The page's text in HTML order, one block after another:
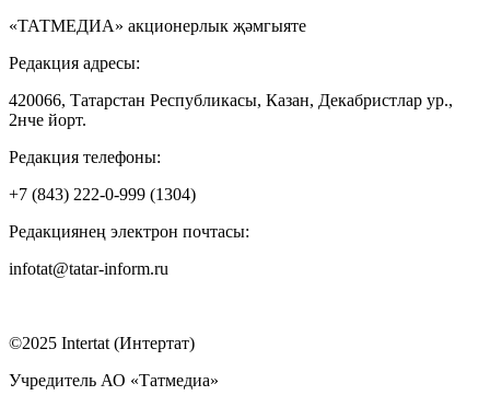
«ТАТМЕДИА» акционерлык җәмгыяте
Редакция адресы:
420066, Татарстан Республикасы, Казан, Декабристлар ур.,
2нче йорт.
Редакция телефоны:
+7 (843) 222-0-999 (1304)
Редакциянең электрон почтасы:
infotat@tatar-inform.ru
©2025 Intertat (Интертат)
Учредитель АО «Татмедиа»